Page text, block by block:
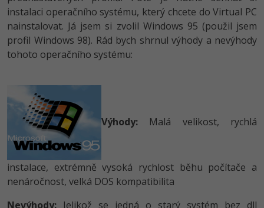
instalaci operačního systému, který chcete do Virtual PC
nainstalovat. Já jsem si zvolil Windows 95 (použil jsem
profil Windows 98). Rád bych shrnul výhody a nevýhody
tohoto operačního systému:
Výhody: Malá velikost, rychlá
instalace, extrémně vysoká rychlost běhu počítače a
nenáročnost, velká DOS kompatibilita
Nevýhody: Jelikož se jedná o starý systém bez dll